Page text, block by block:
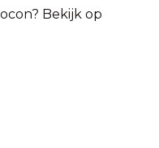
Bekijk op